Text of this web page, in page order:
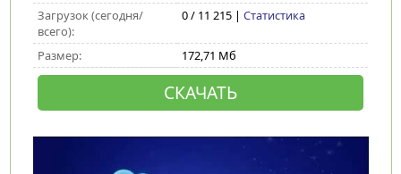
Загрузок (сегодня/
всего):
0 / 11 215 | Статистика
Размер: 172,71 Мб
СКАЧАТЬ